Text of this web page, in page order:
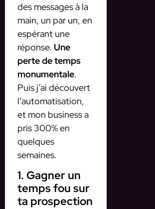
des messages à la
main, un par un, en
espérant une
réponse. Une
perte de temps
monumentale.
Puis j’ai découvert
l’automatisation,
et mon business a
pris 300% en
quelques
semaines.
1. Gagner un
temps fou sur
ta prospection